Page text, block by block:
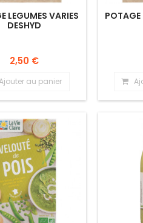
LEGUMES VARIES
DESHYD
2,50 €
au panier